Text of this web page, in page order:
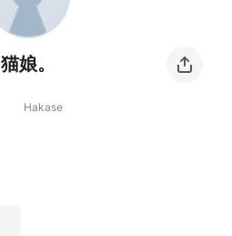
猫娘。
Hakase